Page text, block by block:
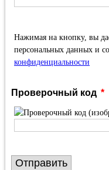
Нажимая на кнопку, вы
персональных данных и
конфиденциальности
Проверочный код
Отправить